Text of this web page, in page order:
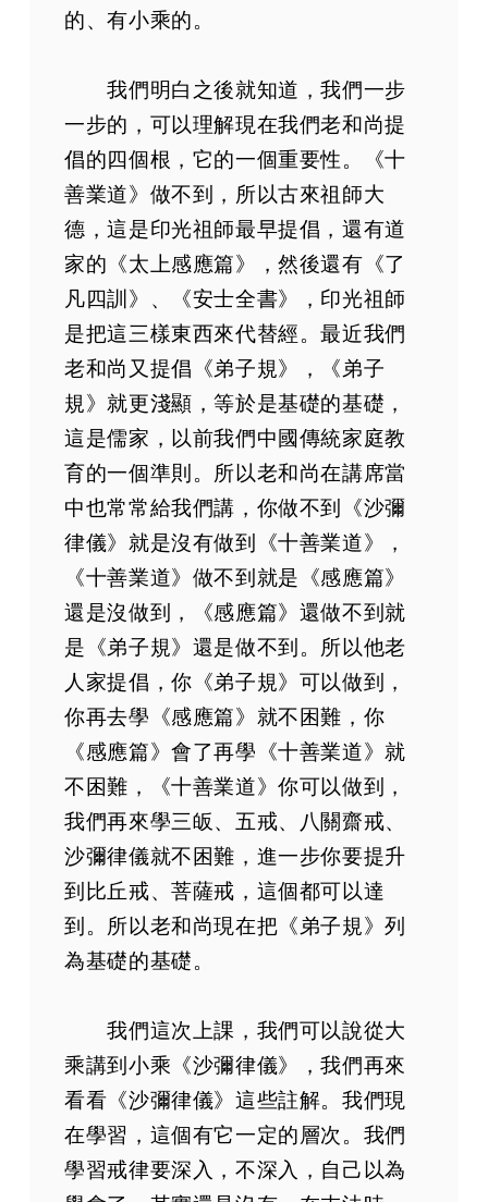
的、有小乘的。
我們明白之後就知道，我們一步
一步的，可以理解現在我們老和尚提
倡的四個根，它的一個重要性。《十
善業道》做不到，所以古來祖師大
德，這是印光祖師最早提倡，還有道
家的《太上感應篇》，然後還有《了
凡四訓》、《安士全書》，印光祖師
是把這三樣東西來代替經。最近我們
老和尚又提倡《弟子規》，《弟子
規》就更淺顯，等於是基礎的基礎，
這是儒家，以前我們中國傳統家庭教
育的一個準則。所以老和尚在講席當
中也常常給我們講，你做不到《沙彌
律儀》就是沒有做到《十善業道》，
《十善業道》做不到就是《感應篇》
還是沒做到，《感應篇》還做不到就
是《弟子規》還是做不到。所以他老
人家提倡，你《弟子規》可以做到，
你再去學《感應篇》就不困難，你
《感應篇》會了再學《十善業道》就
不困難，《十善業道》你可以做到，
我們再來學三皈、五戒、八關齋戒、
沙彌律儀就不困難，進一步你要提升
到比丘戒、菩薩戒，這個都可以達
到。所以老和尚現在把《弟子規》列
為基礎的基礎。
我們這次上課，我們可以說從大
乘講到小乘《沙彌律儀》，我們再來
看看《沙彌律儀》這些註解。我們現
在學習，這個有它一定的層次。我們
學習戒律要深入，不深入，自己以為